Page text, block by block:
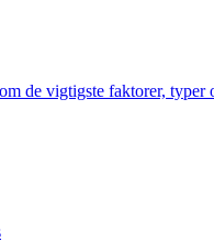
de vigtigste faktorer,